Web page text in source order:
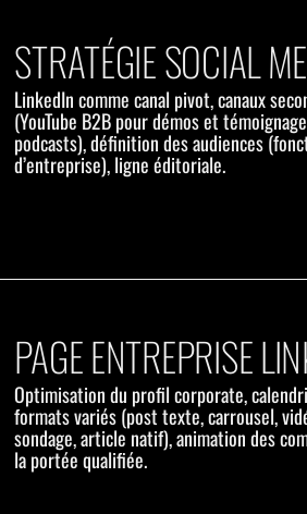
STRATÉGIE SOCIAL
LinkedIn comme canal pivot, canaux
(YouTube B2B pour démos et
podcasts), définition des audiences
d’entreprise), ligne éditoriale.
PAGE ENTREPRISE
Optimisation du profil corporate,
formats variés (post texte, carrousel,
sondage, article natif), animation des
la portée qualifiée.